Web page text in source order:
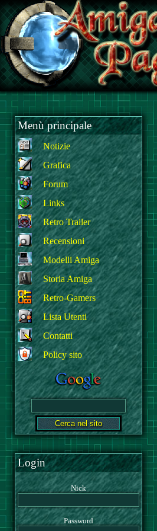
Menù principale
Notizie
Grafica
Forum
Links
Retro Trailer
Recensioni
Modelli Amiga
Storia Amiga
Retro-Gamers
Lista Utenti
Contatti
Policy sito
Login
Nick
Password